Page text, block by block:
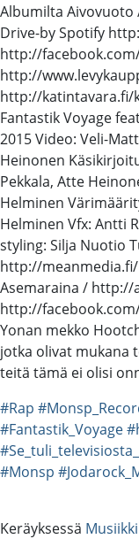
Albumilta Aivovuoto
Drive-by Spotify
http://
http://
http://katintavara.fi/
Fantastik Voyage
2015 Video: Veli-
Heinonen
Pekkala, Atte
Helminen
Helminen Vfx: Antti
styling: Silja Nuotio
http://
Asemaraina / http://
http://
Yonan mekko
jotka olivat mukana
teitä tämä ei olisi
#Rap
#Fantastik_Voyage
#Monsp
Keräyksessä